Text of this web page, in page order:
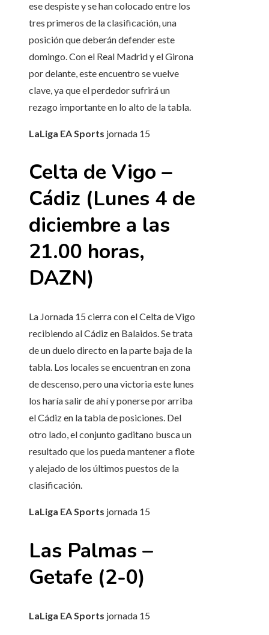
ese despiste y se han colocado entre los
tres primeros de la clasificación, una
posición que deberán defender este
domingo. Con el Real Madrid y el Girona
por delante, este encuentro se vuelve
clave, ya que el perdedor sufrirá un
rezago importante en lo alto de la tabla.
LaLiga EA Sports jornada 15
Celta de Vigo –
Cádiz (Lunes 4 de
diciembre a las
21.00 horas,
DAZN)
La Jornada 15 cierra con el Celta de Vigo
recibiendo al Cádiz en Balaidos. Se trata
de un duelo directo en la parte baja de la
tabla. Los locales se encuentran en zona
de descenso, pero una victoria este lunes
los haría salir de ahí y ponerse por arriba
el Cádiz en la tabla de posiciones. Del
otro lado, el conjunto gaditano busca un
resultado que los pueda mantener a flote
y alejado de los últimos puestos de la
clasificación.
LaLiga EA Sports jornada 15
Las Palmas –
Getafe (2-0)
LaLiga EA Sports jornada 15